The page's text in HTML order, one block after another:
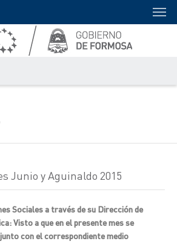
Junio y Aguinaldo 2015
Sociales a través de su Dirección de
Visto a que en el presente mes se
con el correspondiente medio